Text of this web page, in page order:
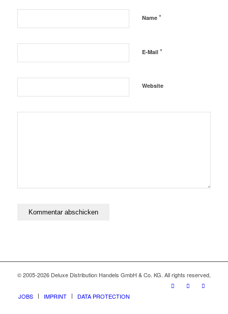
Name *
E-Mail *
Website
© 2005-2026 Deluxe Distribution Handels GmbH & Co. KG. All rights reserved,
JOBS IMPRINT DATA PROTECTION